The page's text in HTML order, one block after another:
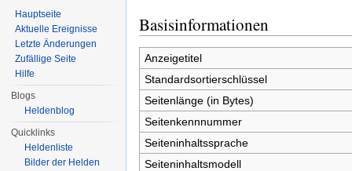
Basisinformationen
Anzeigetitel
Standardsortierschlüssel
Seitenlänge (in Bytes)
Seitenkennnummer
Seiteninhaltssprache
Seiteninhaltsmodell
Hauptseite
Aktuelle Ereignisse
Letzte Änderungen
Zufällige Seite
Hilfe
Blogs
Heldenblog
Quicklinks
Heldenliste
Bilder der Helden